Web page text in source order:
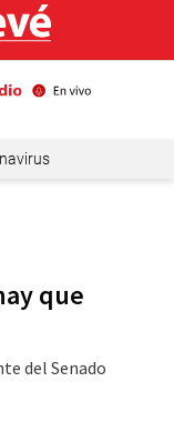
que
del Senado